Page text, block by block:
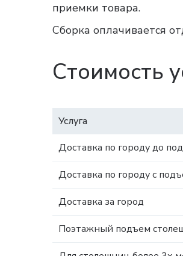
приемки товара.
Сборка оплачивается
Стоимость
Услуга
Доставка по городу до
Доставка по городу с
Доставка за город
Поэтажный подъем